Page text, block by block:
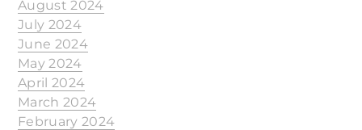
August 2024
July 2024
June 2024
May 2024
April 2024
March 2024
February 2024